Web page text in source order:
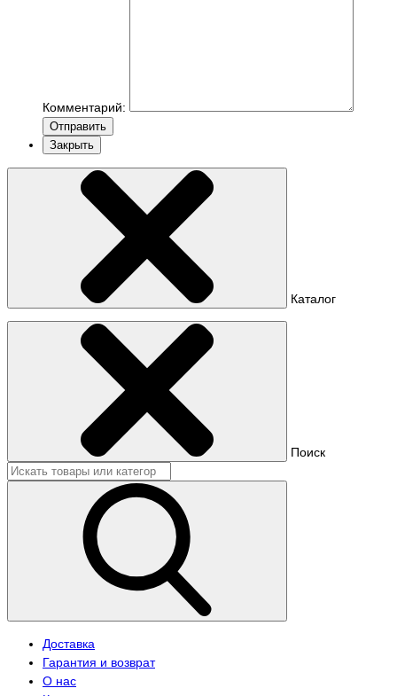
Комментарий:
Отправить
Закрыть
Каталог
Поиск
Доставка
Гарантия и возврат
О нас